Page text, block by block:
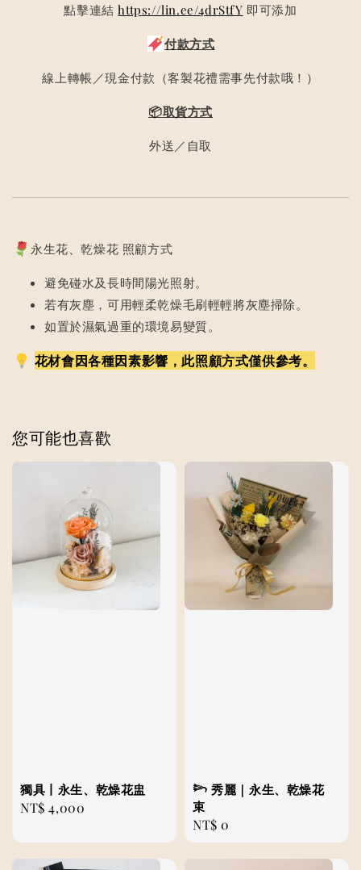
點擊連結https://lin.ee/4drStfY 即可添加
付款方式
線上轉帳／現金付款（客製花禮需事先付款哦！）
📦取貨方式
外送／自取
永生花、乾燥花 照顧方式
避免碰水及長時間陽光照射。
若有灰塵，可用輕柔乾燥毛刷輕輕將灰塵掃除。
如置於濕氣過重的環境易變質。
花材會因各種因素影響，此照顧方式僅供參考。
您可能也喜歡
獨具丨永生、乾燥花盅
Regular
NT$ 4,000
𓆸 秀麗｜永生、乾燥花
束
Regular
price
NT$ 0